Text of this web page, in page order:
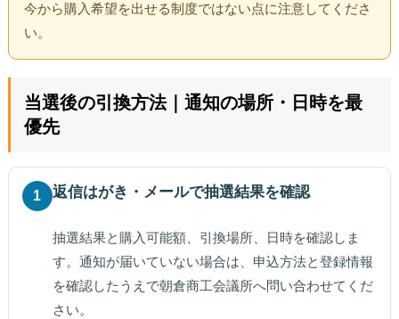
今から購入希望を出せる制度ではない点に注意してくださ
い。
当選後の引換方法｜通知の場所・日時を最
優先
1 返信はがき・メールで抽選結果を確認
抽選結果と購入可能額、引換場所、日時を確認しま
す。通知が届いていない場合は、申込方法と登録情報
を確認したうえで朝倉商工会議所へ問い合わせてくだ
さい。